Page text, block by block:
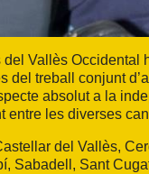
Vallès Occidental
treball conjunt
absolut a la
les diverses
del Vallès,
Sabadell, Sant